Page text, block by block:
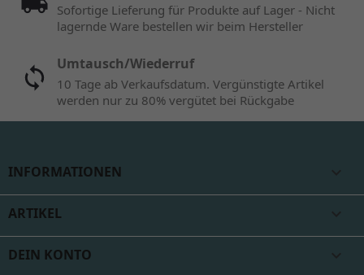
Sofortige Lieferung für Produkte auf Lager - Nicht
lagernde Ware bestellen wir beim Hersteller
Umtausch/Wiederruf
10 Tage ab Verkaufsdatum. Vergünstigte Artikel
werden nur zu 80% vergütet bei Rückgabe
INFORMATIONEN
ARTIKEL
DEIN KONTO